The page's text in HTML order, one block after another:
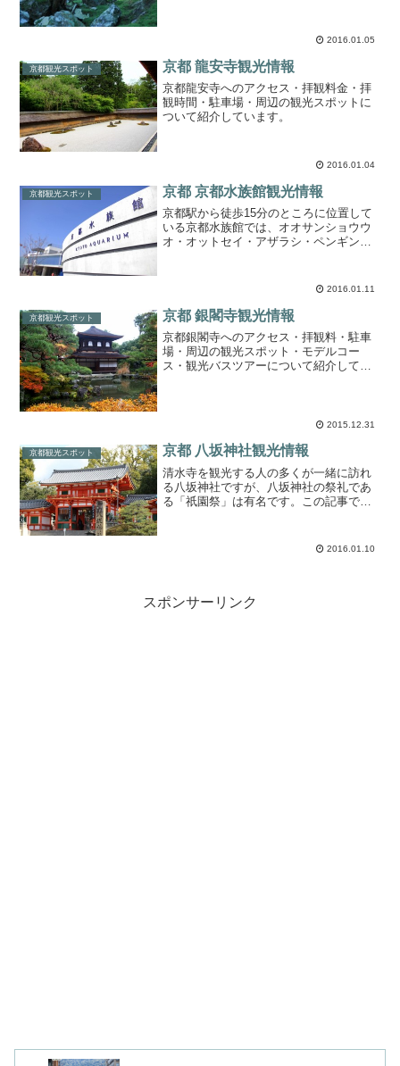
拝観には事前予約が必要です。この記事
2016.01.05
京都観光スポット 京都 龍安寺観光情報
京都龍安寺へのアクセス・拝観料金・拝
観時間・駐車場・周辺の観光スポットに
ついて紹介しています。
2016.01.04
京都観光スポット 京都 京都水族館観光情報
京都駅から徒歩15分のところに位置して
いる京都水族館では、オオサンショウウ
オ・オットセイ・アザラシ・ペンギン・
アクセス・拝観料金・駐車場情報につい
2016.01.11
京都観光スポット 京都 銀閣寺観光情報
京都銀閣寺へのアクセス・拝観料・駐車
場・周辺の観光スポット・モデルコー
ス・観光バスツアーについて紹介してい
2015.12.31
京都観光スポット 京都 八坂神社観光情報
清水寺を観光する人の多くが一緒に訪れ
る八坂神社ですが、八坂神社の祭礼であ
る「祇園祭」は有名です。この記事で
2016.01.10
スポンサーリンク